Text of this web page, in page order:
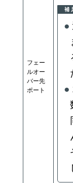
フェー
ルオー
バー先
ポート
補